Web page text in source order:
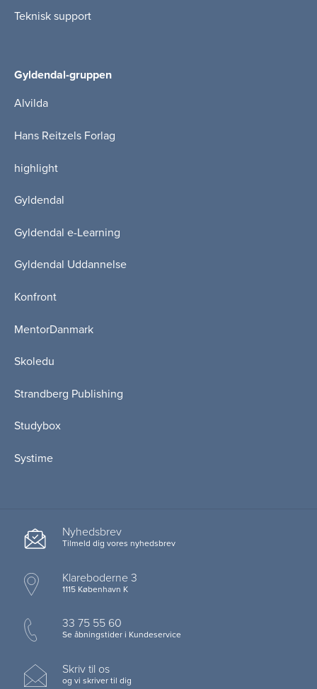
Teknisk support
Gyldendal-gruppen
Alvilda
Hans Reitzels Forlag
highlight
Gyldendal
Gyldendal e-Learning
Gyldendal Uddannelse
Konfront
MentorDanmark
Skoledu
Strandberg Publishing
Studybox
Systime
Nyhedsbrev
Tilmeld dig vores nyhedsbrev
Klareboderne 3
1115 København K
33 75 55 60
Se åbningstider i Kundeservice
Skriv til os
og vi skriver til dig